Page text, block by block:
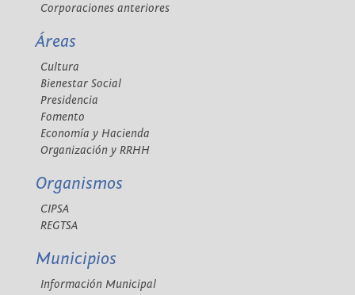
Corporaciones anteriores
Áreas
Cultura
Bienestar Social
Presidencia
Fomento
Economía y Hacienda
Organización y RRHH
Organismos
CIPSA
REGTSA
Municipios
Información Municipal